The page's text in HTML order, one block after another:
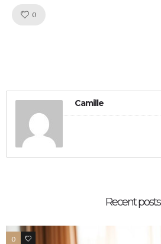
0
Camille
Recent posts
0 0